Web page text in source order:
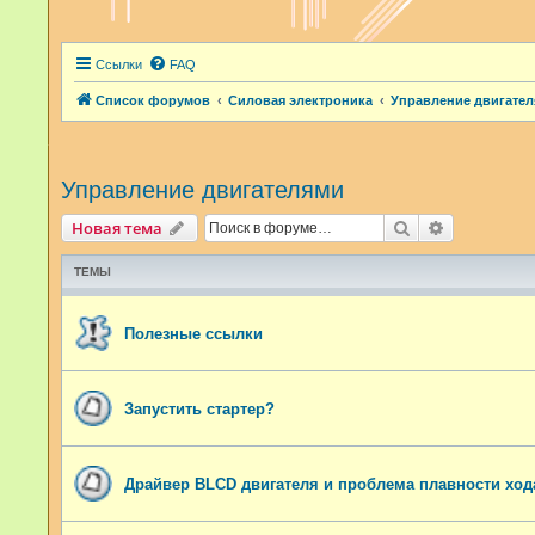
Ссылки FAQ
Список форумов Силовая электроника Управление
Управление двигателями
Новая тема Поиск
ТЕМЫ
Полезные ссылки
Запустить стартер?
Драйвер BLCD двигателя и проблема плавности